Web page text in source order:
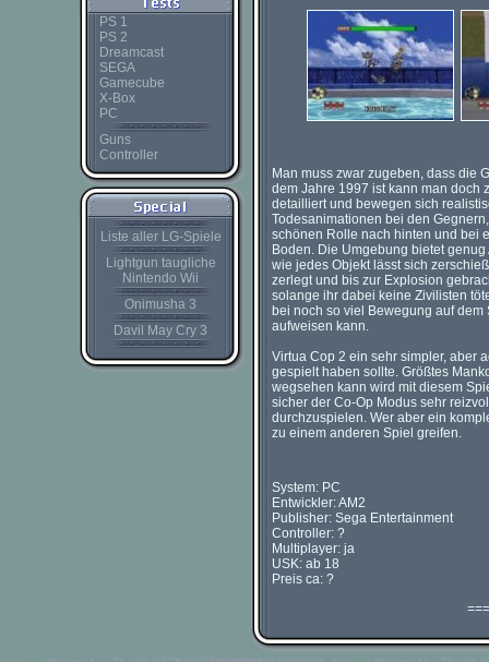
PS 1
PS 2
Dreamcast
SEGA
Gamecube
X-Box
PC
Guns
Controller
Liste aller LG-Spiele
Lightgun taugliche
Nintendo Wii
Onimusha 3
Davil May Cry 3
Man muss zwar zugeben, dass die
dem Jahre 1997 ist kann man doch
detailliert und bewegen sich
Todesanimationen bei den
schönen Rolle nach hinten und bei
Boden. Die Umgebung bietet
wie jedes Objekt lässt sich
zerlegt und bis zur Explosion
solange ihr dabei keine Zivilisten
bei noch so viel Bewegung auf
aufweisen kann.
Virtua Cop 2 ein sehr simpler, aber
gespielt haben sollte. Größtes
wegsehen kann wird mit diesem
sicher der Co-Op Modus sehr
durchzuspielen. Wer aber ein
zu einem anderen Spiel greifen.
System: PC
Entwickler: AM2
Publisher: Sega Entertainment
Controller: ?
Multiplayer: ja
USK: ab 18
Preis ca: ?